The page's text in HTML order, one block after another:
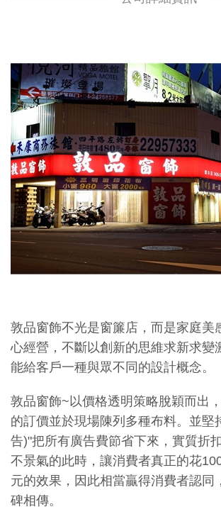
敦品窗飾不光是窗簾店，而是家庭美
心經營，不斷以創新的思維求新求變
能給客戶一種與眾不同的設計概念。
敦品窗飾~以價格透明策略脫穎而出
的訂價並於現場陳列多種布料。並堅
告)"把所有廣告費節省下來，實質折
不景氣的此時，讓消費者真正的花
元的效果，因此相當贏得消費者認同
碑相傳。